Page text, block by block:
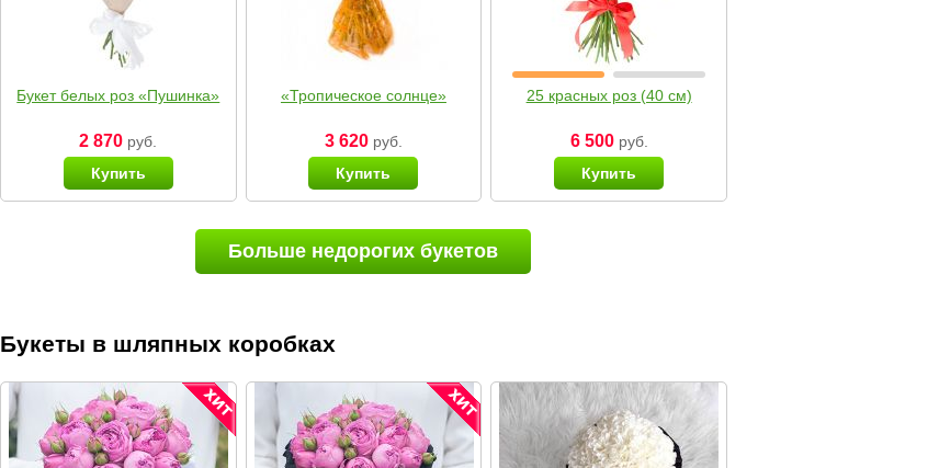
Букет белых роз «Пушинка»
2 870 руб.
Купить
«Тропическое солнце»
3 620руб.
Купить
25 красных роз (40 см)
6 500руб.
Купить
Больше недорогих букетов
Букеты в шляпных коробках